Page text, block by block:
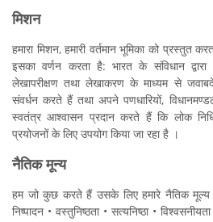
मिशन
हमारा मिशन, हमारी वर्तमान भूमिका को
इसका वर्णन करता है: भारत के संविधान द्वारा
लेखापरीक्षण तथा लेखाकरण के माध्यम से
संवर्धन करते हैं तथा अपने पणधारियों,
स्वतंत्र आश्वासन प्रदान करते हैं कि लोक
प्रयोजनों के लिए उपयोग किया जा रहा है ।
नैतिक मून्य
हम जो कुछ करते हैं उसके लिए हमारे नैतिक मूल्य
निष्पादन • वस्तुनिष्ठता • सत्यनिष्ठा •